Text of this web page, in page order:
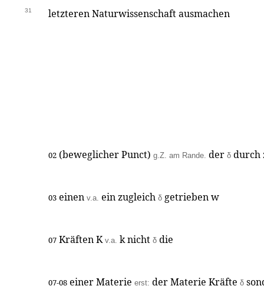
31 letzteren Naturwissenschaft ausmachen
02 (beweglicher Punct) g.Z. am Rande. der δ durch
03 einen v.a. ein zugleich δ getrieben w
07 Kräften K v.a. k nicht δ die
07-08 einer Materie erst: der Materie Kräfte δ